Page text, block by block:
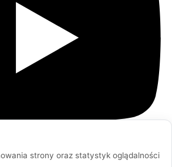
strony oraz statystyk oglądalności